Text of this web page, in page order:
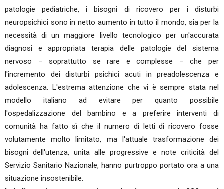
patologie pediatriche, i bisogni di ricovero per i disturbi
neuropsichici sono in netto aumento in tutto il mondo, sia per la
necessità di un maggiore livello tecnologico per un'accurata
diagnosi e appropriata terapia delle patologie del sistema
nervoso – soprattutto se rare e complesse – che per
l'incremento dei disturbi psichici acuti in preadolescenza e
adolescenza. L'estrema attenzione che vi è sempre stata nel
modello italiano ad evitare per quanto possibile
l'ospedalizzazione del bambino e a preferire interventi di
comunità ha fatto sì che il numero di letti di ricovero fosse
volutamente molto limitato, ma l'attuale trasformazione dei
bisogni dell'utenza, unita alle progressive e note criticità del
Servizio Sanitario Nazionale, hanno purtroppo portato ora a una
situazione insostenibile.